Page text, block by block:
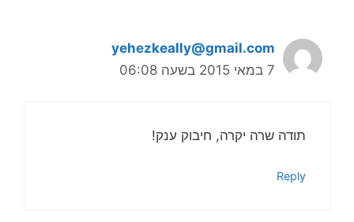
yehezkeally@gmail.com
7 במאי 2015 בשעה 06:08
תודה שרה יקרה, חיבוק ענק!
Reply